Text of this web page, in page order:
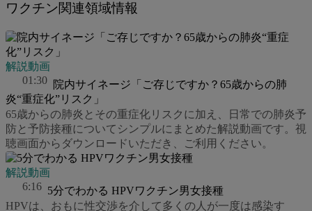
ワクチン関連領域情報
解説動画
01:30 院内サイネージ「ご存じですか？65歳からの肺
炎“重症化”リスク」
65歳からの肺炎とその重症化リスクに加え、日常での肺炎予
防と予防接種についてシンプルにまとめた解説動画です。視
聴画面からダウンロードいただき、ご利用ください。
解説動画
6:16 5分でわかる HPVワクチン男女接種
HPVは、おもに性交渉を介して多くの人が一度は感染す